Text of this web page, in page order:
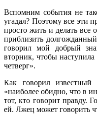
Вспомним события не
угадал? Поэтому все эти
просто жить и делать все
приблизить
говорил мой добрый
вторник, чтобы
четверг».
Как говорил известный
«наиболее обидно, что в
тот, кто говорит правду.
ей. Лжец может говорить